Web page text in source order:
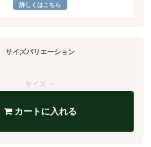
詳しくはこちら
サイズバリエーション
サイズ －
カートに入れる